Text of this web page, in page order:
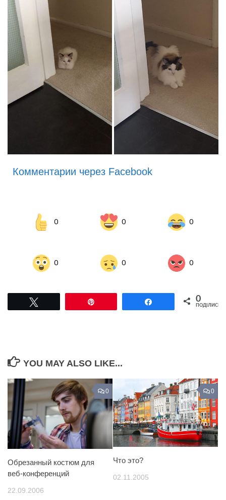
Комментарии через Facebook
0 0 0
0 0 0
Поділитися0
ПОДІЛИСЬ
YOU MAY ALSO LIKE...
0
Обрезанный костюм для
веб-конференций
22.09.2006
0
Что это?
02.11.2005